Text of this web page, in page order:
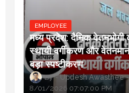
EMPLOYEE
मध्य प्रदेश: दैनिक वेतनभोगी
स्थायी वर्गीकरण और
बड़ा स्पष्टीकरण
Updesh Awasthee
8/01/2026 07:07:00 PM